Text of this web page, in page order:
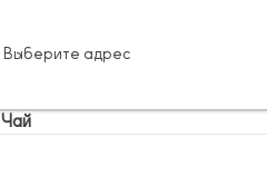
Выберите адрес
Чай